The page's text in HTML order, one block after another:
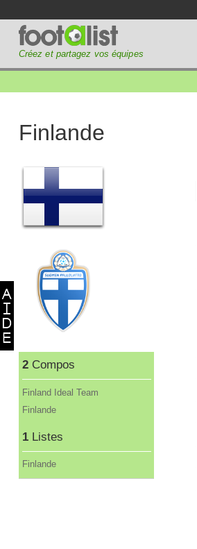
Créez et partagez vos équipes
Finlande
2Compos
Finland Ideal Team
Finlande
1Listes
Finlande